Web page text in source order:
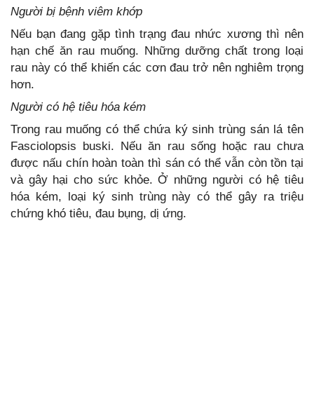
Người bị bệnh viêm khớp
Nếu bạn đang gặp tình trạng đau nhức xương thì nên
hạn chế ăn rau muống. Những dưỡng chất trong loại
rau này có thể khiến các cơn đau trở nên nghiêm trọng
hơn.
Người có hệ tiêu hóa kém
Trong rau muống có thể chứa ký sinh trùng sán lá tên
Fasciolopsis buski. Nếu ăn rau sống hoặc rau chưa
được nấu chín hoàn toàn thì sán có thể vẫn còn tồn tại
và gây hại cho sức khỏe. Ở những người có hệ tiêu
hóa kém, loại ký sinh trùng này có thể gây ra triệu
chứng khó tiêu, đau bụng, dị ứng.